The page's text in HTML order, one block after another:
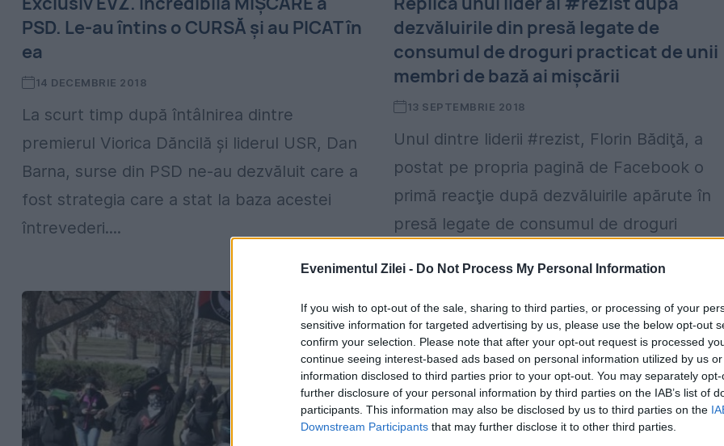
Evenimentul Zilei - Do Not Process My Personal Information
If you wish to opt-out of the sale, sharing to third parties, or processing of your
sensitive information for targeted advertising by us, please use the below opt-out
confirm your selection. Please note that after your opt-out request is processed
continue seeing interest-based ads based on personal information utilized by us
information disclosed to third parties prior to your opt-out. You may separately
further disclosure of your personal information by third parties on the IAB’s list of
participants. This information may also be disclosed by us to third parties on the
Downstream Participants that may further disclose it to other third parties.
PSD. Le-au întins o CURSĂ și au PICAT în
ea
14 DECEMBRIE 2018
La scurt timp după întâlnirea dintre
premierul Viorica Dăncilă și liderul USR, Dan
Barna, surse din PSD ne-au dezvăluit care a
fost strategia care a stat la baza acestei
întrevederi....
dezvăluirile din presă legate de
consumul de droguri practicat de unii
membri de bază ai mişcării
13 SEPTEMBRIE 2018
Unul dintre liderii #rezist, Florin Bădiţă, a
postat pe propria pagină de Facebook o
primă reacţie după dezvăluirile apărute în
presă legate de consumul de droguri